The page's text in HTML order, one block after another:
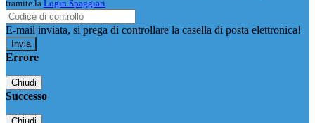
tramite la Login Spaggiari
E-mail inviata, si prega di controllare la casella di posta elettronica!
Errore
Chiudi
Successo